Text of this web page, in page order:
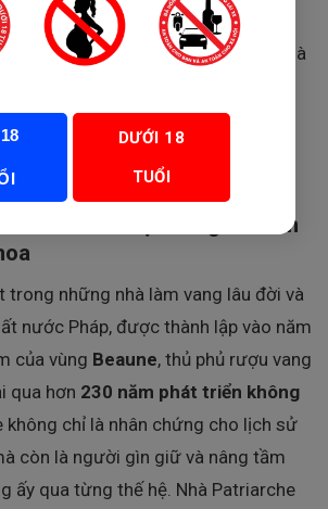
kỹ thuật làm vang điêu luyện của nhà
còn là lựa chọn lý tưởng cho
rượu vang trắng cao cấp
thuật và sự tinh tế trong từng giọt
sản xuất rượu vang với hơn
trong những nhà làm vang lâu đời và
nước Pháp, được thành lập vào năm
của vùng Beaune, thủ phủ rượu vang
qua hơn 230 năm phát triển không
không chỉ là nhân chứng cho lịch sử
còn là người gìn giữ và nâng tầm
ấy qua từng thế hệ. Nhà Patriarche
DƯỚI 18
TUỔI